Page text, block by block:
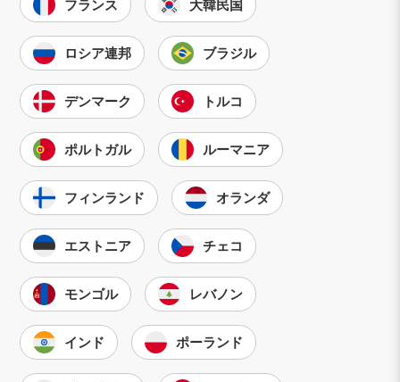
フランス 大韓民国
ロシア連邦 ブラジル
デンマーク トルコ
ポルトガル ルーマニア
フィンランド オランダ
エストニア チェコ
モンゴル レバノン
インド ポーランド